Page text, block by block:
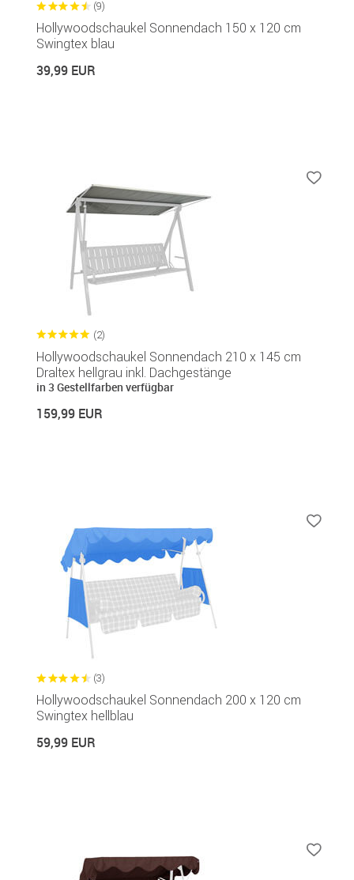
(9)
Hollywoodschaukel Sonnendach 150 x 120 cm
Swingtex blau
39,99 EUR
(2)
Hollywoodschaukel Sonnendach 210 x 145 cm
Draltex hellgrau inkl. Dachgestänge
in 3 Gestellfarben verfügbar
159,99 EUR
(3)
Hollywoodschaukel Sonnendach 200 x 120 cm
Swingtex hellblau
59,99 EUR